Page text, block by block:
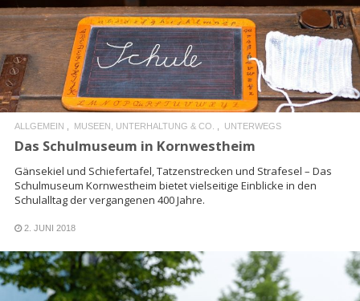
READ MORE
ALLGEMEIN MUSEEN, UNTERHALTUNG & CO. UNTERWEGS
Das Schulmuseum in Kornwestheim
Gänsekiel und Schiefertafel, Tatzenstrecken und Strafesel – Das
Schulmuseum Kornwestheim bietet vielseitige Einblicke in den
Schulalltag der vergangenen 400 Jahre.
2. JUNI 2018